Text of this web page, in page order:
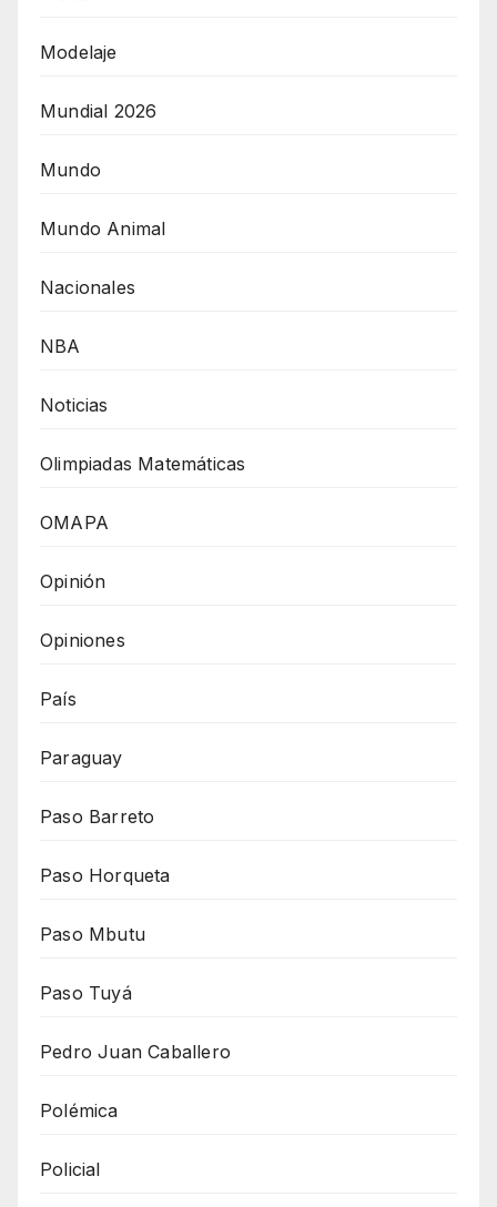
Modelaje
Mundial 2026
Mundo
Mundo Animal
Nacionales
NBA
Noticias
Olimpiadas Matemáticas
OMAPA
Opinión
Opiniones
País
Paraguay
Paso Barreto
Paso Horqueta
Paso Mbutu
Paso Tuyá
Pedro Juan Caballero
Polémica
Policial